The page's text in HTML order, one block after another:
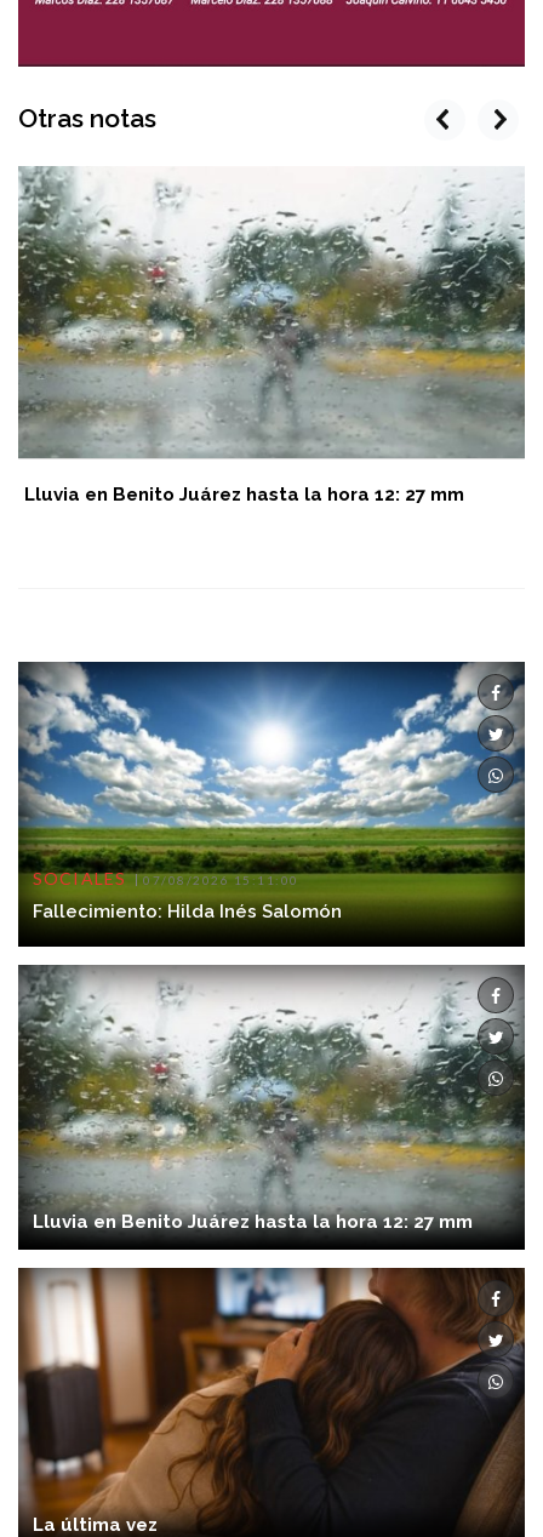
Otras notas
Lluvia en Benito Juárez hasta la hora 12: 27 mm
prev next
SOCIALES 07/08/2026 15:11:00
Fallecimiento: Hilda Inés Salomón
Lluvia en Benito Juárez hasta la hora 12: 27 mm
La última vez